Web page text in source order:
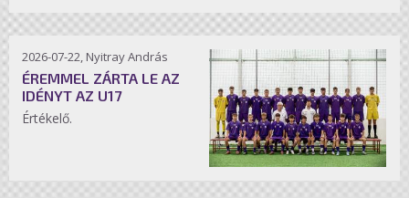
2026-07-22, Nyitray András
ÉREMMEL ZÁRTA LE AZ
IDÉNYT AZ U17
Értékelő.